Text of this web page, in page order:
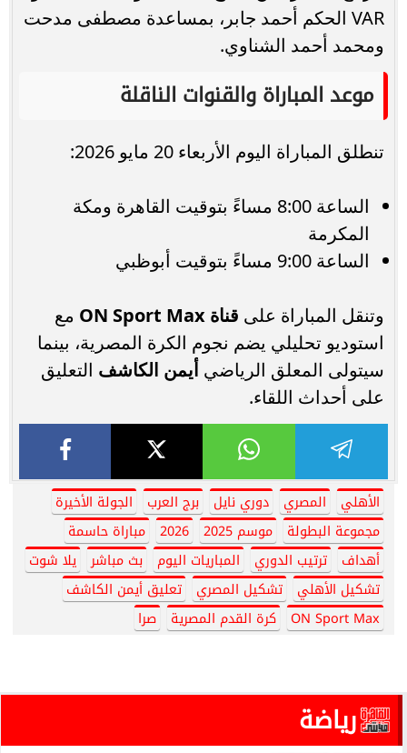
VAR الحكم أحمد جابر، بمساعدة مصطفى مدحت
ومحمد أحمد الشناوي.
موعد المباراة والقنوات الناقلة
تنطلق المباراة اليوم الأربعاء 20 مايو 2026:
الساعة 8:00 مساءً بتوقيت القاهرة ومكة
المكرمة
الساعة 9:00 مساءً بتوقيت أبوظبي
وتنقل المباراة على قناة ON Sport Max
مع
استوديو تحليلي يضم نجوم الكرة المصرية، بينما
سيتولى المعلق الرياضي أيمن الكاشف التعليق
على أحداث اللقاء.
الأهلي المصري دوري نايل برج العرب
الجولة الأخيرة
مجموعة البطولة
موسم 2025 2026
مباراة حاسمة
أهداف
ترتيب الدوري المباريات اليوم بث مباشر
يلا شوت
تشكيل الأهلي
تشكيل المصري
تعليق أيمن الكاشف
ON Sport Max
كرة القدم المصرية صرا
رياضة